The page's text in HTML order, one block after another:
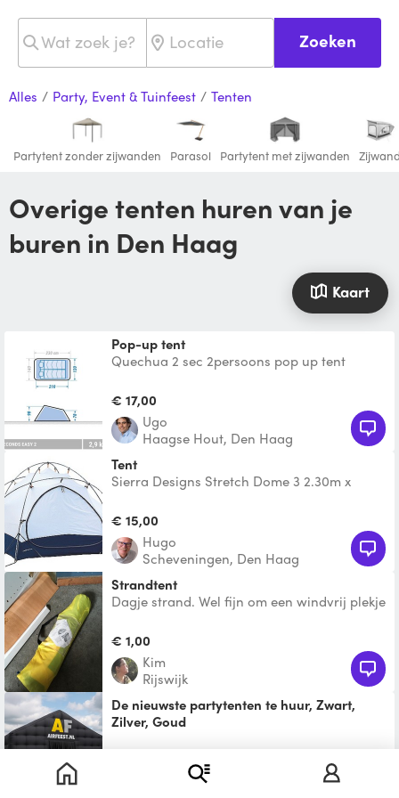
Zoeken
Alles / Party, Event & Tuinfeest / Tenten
Partytent zonder zijwanden Parasol Partytent met zijwanden
Overige tenten huren van je
buren in Den Haag
Kaart
Pop-up tent
Quechua 2 sec 2persoons pop up tent
€ 17,00
Ugo
Haagse Hout, Den Haag
Tent
Sierra Designs Stretch Dome 3 2.30m x
€ 15,00
Hugo
Scheveningen, Den Haag
Strandtent
Dagje strand. Wel fijn om een windvrij plekje
strandtent.
€ 1,00
Kim
Rijswijk
De nieuwste partytenten te huur, Zwart,
Zilver, Goud